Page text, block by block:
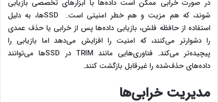
در صورت خرابی ممکن است داده‌ها با ابزارهای تخصصی بازیابی
شوند، که هم مزیت و هم خطر امنیتی است. SSDها، به دلیل
استفاده از حافظه فلش، بازیابی داده‌ها پس از خرابی یا حذف عمدی
را دشوارتر می‌کنند، که امنیت را افزایش می‌دهد اما بازیابی را
پیچیده‌تر می‌کند. فناوری‌هایی مانند TRIM در SSDها می‌توانند
داده‌های حذف‌شده را غیرقابل بازگشت کنند.
مدیریت خرابی‌ها